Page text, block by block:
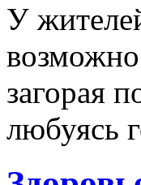
У
загорая
любуясь